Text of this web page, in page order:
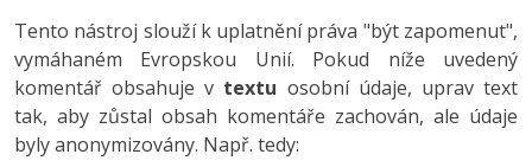
UML a návrhové vzory
React
Spring
HTML / CSS
UML a návrhové vzory
MySQL/MariaDB
Tester
Systémový administrátor
Swift -80%
Kotlin -80%
SEO
UX
Business
Adobe XD
Adobe InDesign -25%
Adobe After Effects
Tento nástroj slouží k uplatnění práva "být zapomenut",
vymáhaném Evropskou Unií. Pokud níže uvedený
komentář obsahuje v textu osobní údaje, uprav text
tak, aby zůstal obsah komentáře zachován, ale údaje
byly anonymizovány. Např. tedy: